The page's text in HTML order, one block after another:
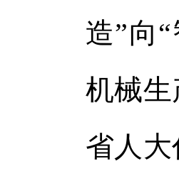
造”向
机械
省人